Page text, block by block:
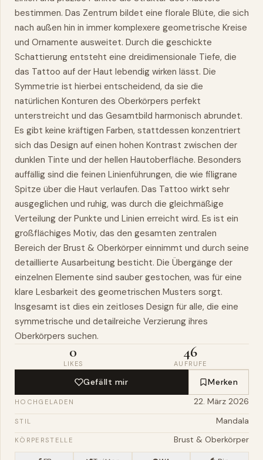
bestimmen. Das Zentrum bildet eine florale Blüte, die sich
nach außen hin in immer komplexere geometrische Kreise
und Ornamente ausweitet. Durch die geschickte
Schattierung entsteht eine dreidimensionale Tiefe, die
das Tattoo auf der Haut lebendig wirken lässt. Die
Symmetrie ist hierbei entscheidend, da sie die
natürlichen Konturen des Oberkörpers perfekt
unterstreicht und das Gesamtbild harmonisch abrundet.
Es gibt keine kräftigen Farben, stattdessen konzentriert
sich das Design auf einen hohen Kontrast zwischen der
dunklen Tinte und der hellen Hautoberfläche. Besonders
auffällig sind die feinen Linienführungen, die wie filigrane
Spitze über die Haut verlaufen. Das Tattoo wirkt sehr
ausgeglichen und ruhig, was durch die gleichmäßige
Verteilung der Punkte und Linien erreicht wird. Es ist ein
großflächiges Motiv, das den gesamten zentralen
Bereich der Brust & Oberkörper einnimmt und durch seine
detaillierte Ausarbeitung besticht. Die Übergänge der
einzelnen Elemente sind sauber gestochen, was für eine
klare Lesbarkeit des geometrischen Musters sorgt.
Insgesamt ist dies ein zeitloses Design für alle, die eine
symmetrische und detailreiche Verzierung ihres
Oberkörpers suchen.
0
LIKES
46
AUFRUFE
Gefällt mir Merken
HOCHGELADEN 22. März 2026
STIL Mandala
KÖRPERSTELLE Brust & Oberkörper